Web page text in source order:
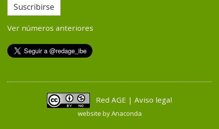
Suscribirse
Ver números anteriores
Red AGE | Aviso legal
website byAnaconda